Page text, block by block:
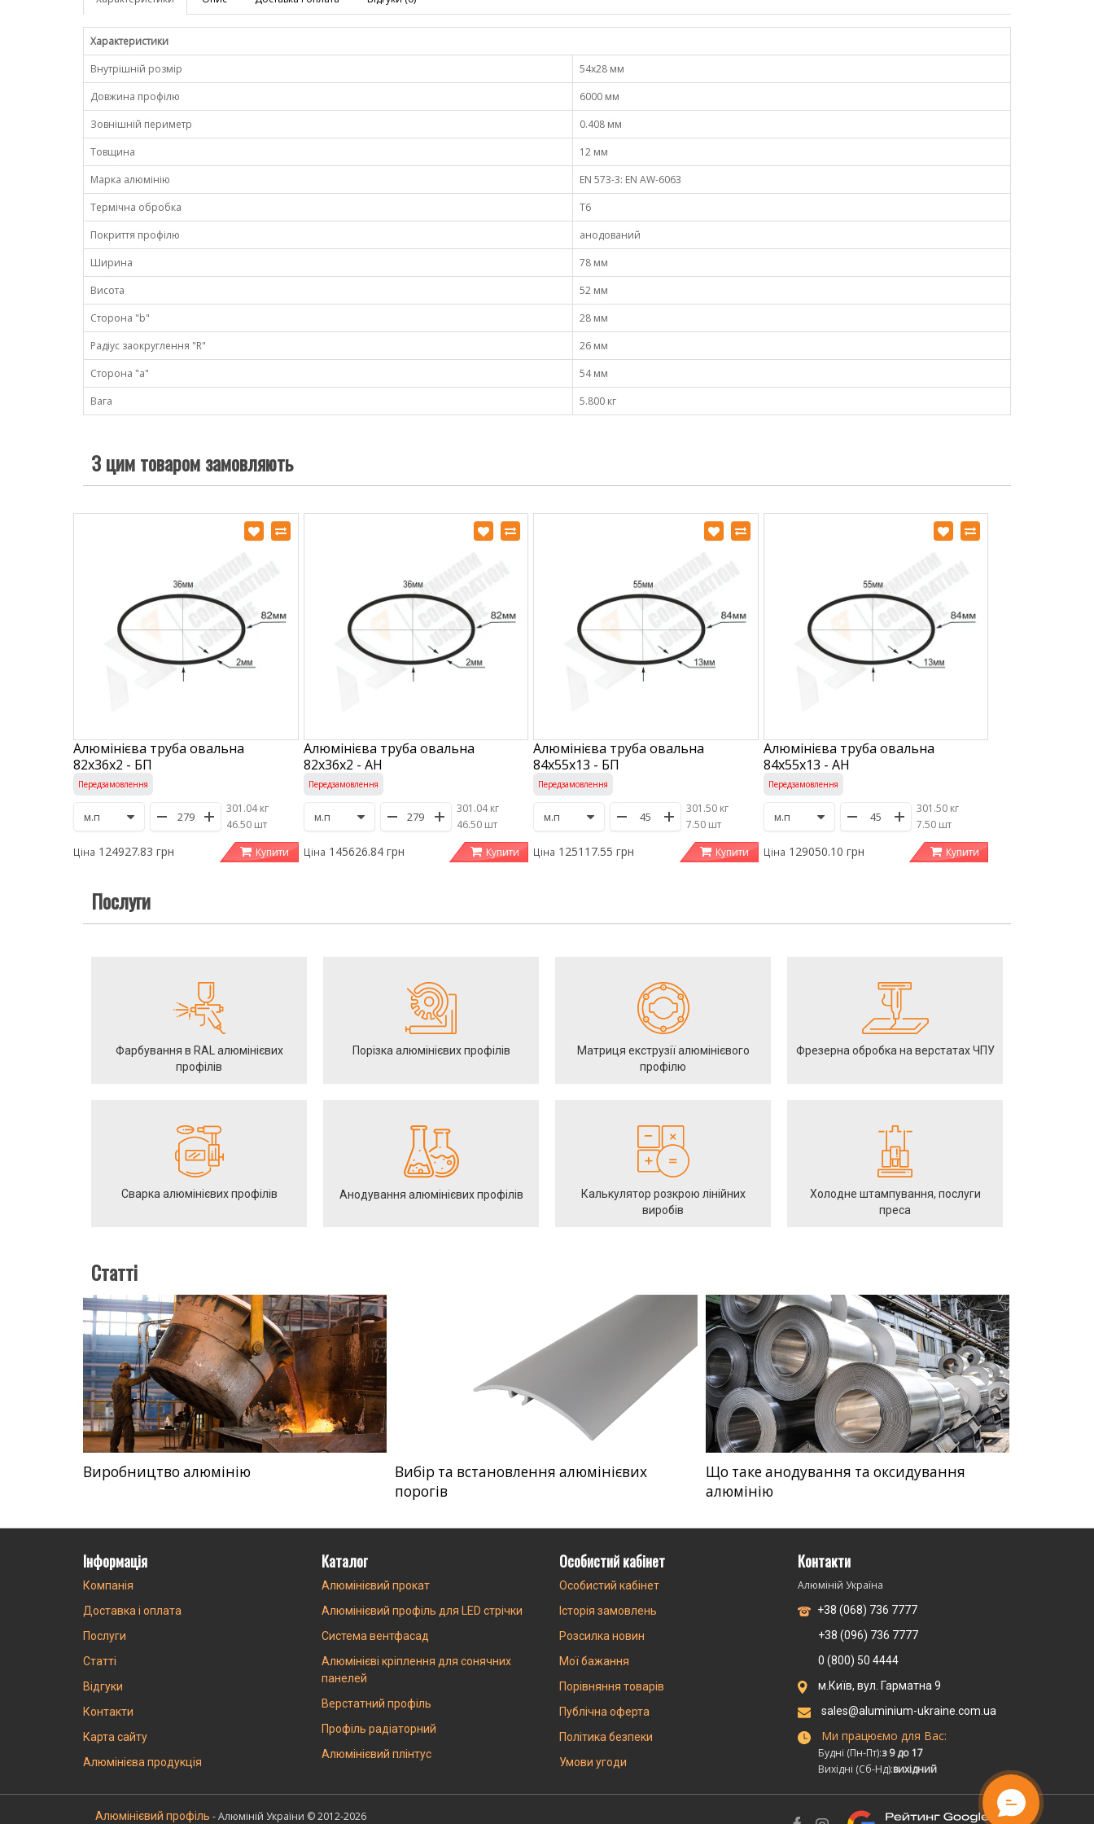
Характеристики
Внутрішній розмір
54х28 мм
Довжина профілю
6000 мм
Зовнішній периметр
0.408 мм
Товщина
12 мм
Марка алюмінію
EN 573-3: EN AW-6063
Термічна обробка
Т6
Покриття профілю
анодований
Ширина
78 мм
Висота
52 мм
Сторона "b"
28 мм
Радіус заокруглення "R"
26 мм
Сторона "а"
54 мм
Вага
5.800 кг
З цим товаром замовляють
Алюмінієва труба овальна
82х36х2 - БП
Передзамовлення
301.04 кг
/46.50 шт
Ціна 124927.83 грн Купити
Алюмінієва труба овальна
82х36х2 - АН
Передзамовлення
301.04 кг
/46.50 шт
Ціна 145626.84 грн Купити
Алюмінієва труба овальна
84х55х13 - БП
Передзамовлення
301.50 кг
/7.50 шт
Ціна 125117.55 грн Купити
Алюмінієва труба овальна
84х55х13 - АН
Передзамовлення
301.50 кг
/7.50 шт
Ціна 129050.10 грн Купити
Послуги
Фарбування в RAL алюмінієвих
профілів
Порізка алюмінієвих профілів
Матриця екструзії алюмінієвого
профілю
Фрезерна обробка на верстатах ЧПУ
Сварка алюмінієвих профілів Анодування алюмінієвих профілів
Калькулятор розкрою лінійних
виробів
Холодне штампування, послуги
преса
Статті
Виробництво алюмінію
Вибір та встановлення алюмінієвих
порогів
Що таке анодування та оксидування
алюмінію
Інформація
Компанія
Доставка і оплата
Послуги
Статті
Відгуки
Контакти
Карта сайту
Алюмінієва продукція
Каталог
Алюмінієвий прокат
Алюмінієвий профіль для LED стрічки
Система вентфасад
Алюмінієві кріплення для сонячних
панелей
Верстатний профіль
Профіль радіаторний
Алюмінієвий плінтус
Особистий кабінет
Особистий кабінет
Історія замовлень
Розсилка новин
Мої бажання
Порівняння товарів
Публічна оферта
Політика безпеки
Умови угоди
Контакти
Алюміній Україна
+38 (068) 736 7777
+38 (096) 736 7777
0 (800) 50 4444
м.Київ, вул. Гарматна 9
sales@aluminium-ukraine.com.ua
Ми працюємо для Вас:
Будні (Пн-Пт):з 9 до 17
Вихідні (Сб-Нд):вихідний
Алюмінієвий профіль - Алюміній України © 2012-2026